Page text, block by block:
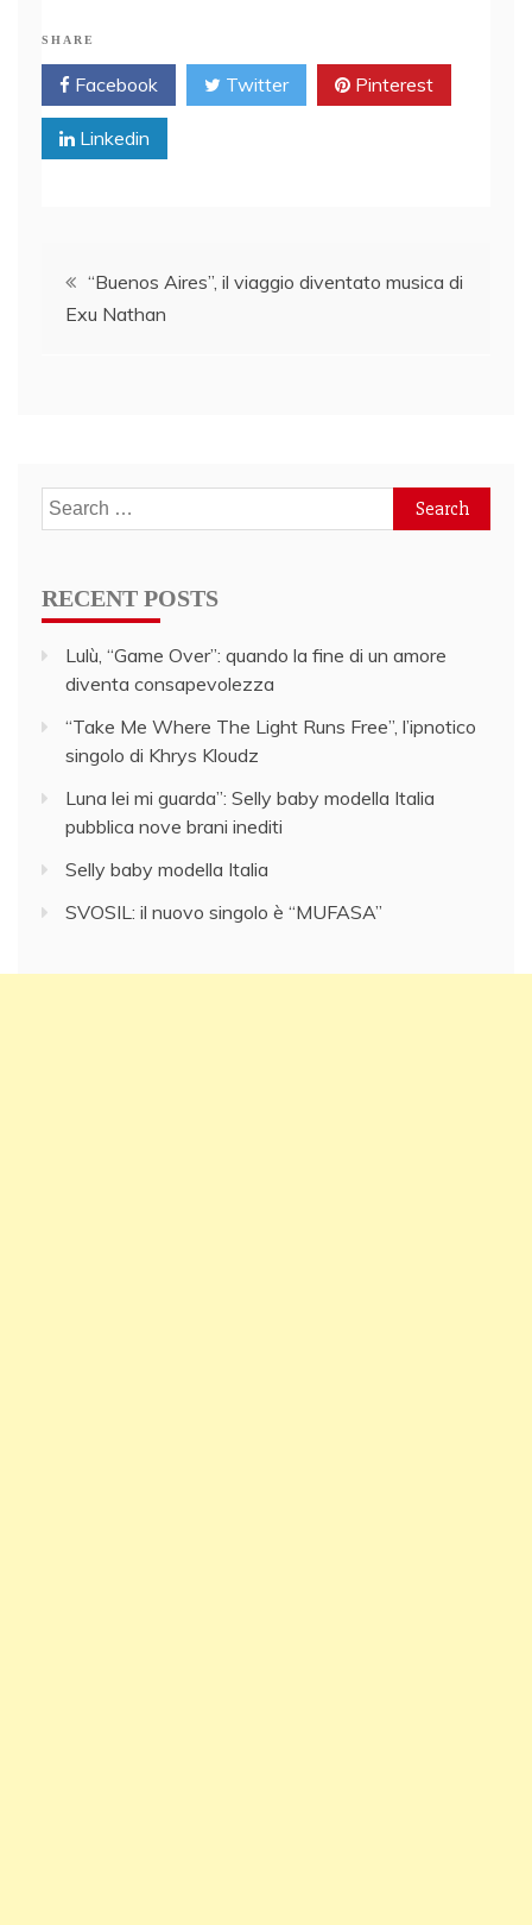
SHARE
Facebook Twitter Pinterest
Linkedin
Post“Buenos Aires”, il viaggio diventato musica di
Exu Nathan
Search
for:
RECENT POSTS
Lulù, “Game Over”: quando la fine di un amore
diventa consapevolezza
“Take Me Where The Light Runs Free”, l’ipnotico
singolo di Khrys Kloudz
Luna lei mi guarda”: Selly baby modella Italia
pubblica nove brani inediti
Selly baby modella Italia
SVOSIL: il nuovo singolo è “MUFASA”